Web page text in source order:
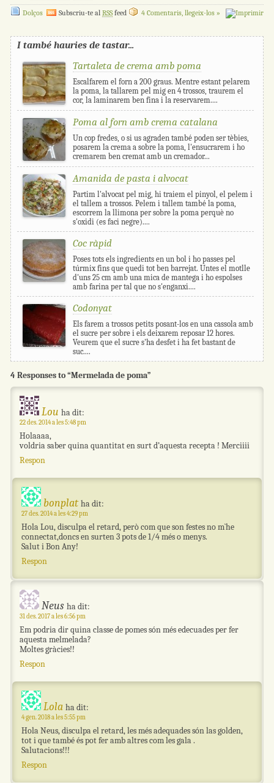
Dolços Subscriu-te al RSSfeed 4 Comentaris, llegeix-los »
I també hauries de tastar...
Tartaleta de crema amb poma
Escalfarem el forn a 200 graus. Mentre estant pelarem
la poma, la tallarem pel mig en 4 trossos, traurem el
cor, la laminarem ben fina i la reservarem....
Poma al forn amb crema catalana
Un cop fredes, o si us agraden també poden ser tèbies,
posarem la crema a sobre la poma, l'ensucrarem i ho
cremarem ben cremat amb un cremador...
Amanida de pasta i alvocat
Partim l'alvocat pel mig, hi traiem el pinyol, el pelem i
el tallem a trossos. Pelem i tallem també la poma,
escorrem la llimona per sobre la poma perquè no
s'oxidi (es faci negre)....
Coc ràpid
Poses tots els ingredients en un bol i ho passes pel
túrmix fins que quedi tot ben barrejat. Untes el motlle
d'uns 25 cm amb una mica de mantega i ho espolses
amb farina per tal que no s'enganxi....
Codonyat
Els farem a trossos petits posant-los en una cassola amb
el sucre per sobre i els deixarem reposar 12 hores.
Veurem que el sucre s'ha desfet i ha fet bastant de
suc....
4 Responses to “Mermelada de poma”
Lou ha dit:
22 des. 2014 a les 5:48 pm
Holaaaa,
voldria saber quina quantitat en surt d’aquesta recepta ! Merciiii
Respon
bonplat ha dit:
27 des. 2014 a les 4:29 pm
Hola Lou, disculpa el retard, però com que son festes no m`he
connectat,doncs en surten 3 pots de 1/4 més o menys.
Salut i Bon Any!
Respon
Neus ha dit:
31 des. 2017 a les 6:56 pm
Em podria dir quina classe de pomes són més edecuades per fer
aquesta melmelada?
Moltes gràcies!!
Respon
Lola ha dit:
4 gen. 2018 a les 5:55 pm
Hola Neus, disculpa el retard, les més adequades són las golden,
tot i que també és pot fer amb altres com les gala .
Salutacions!!!
Respon